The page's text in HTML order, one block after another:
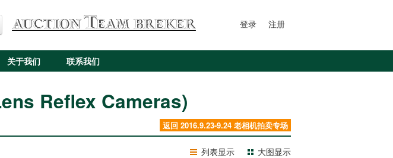
登录 注册
关于我们 联系我们
Reflex Cameras)
返回 2016.9.23-9.24 老相机拍卖专场
列表显示 大图显示